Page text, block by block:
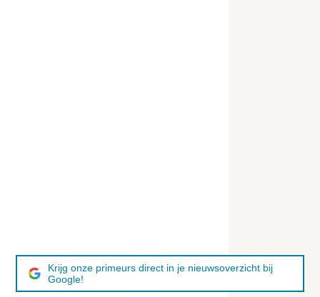
Krijg onze primeurs direct in je nieuwsoverzicht bij
Google!